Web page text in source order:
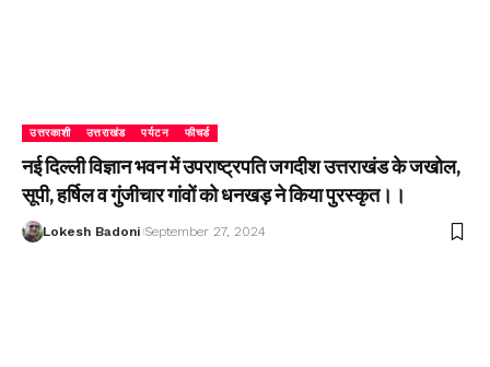
उत्तरकाशी उत्तराखंड पर्यटन फीचर्ड
नई दिल्ली विज्ञान भवन में उपराष्ट्रपति जगदीश उत्तराखंड के जखोल,
सूपी, हर्षिल व गुंजीचार गांवों को धनखड़ ने किया पुरस्कृत।।
Lokesh Badoni September 27, 2024